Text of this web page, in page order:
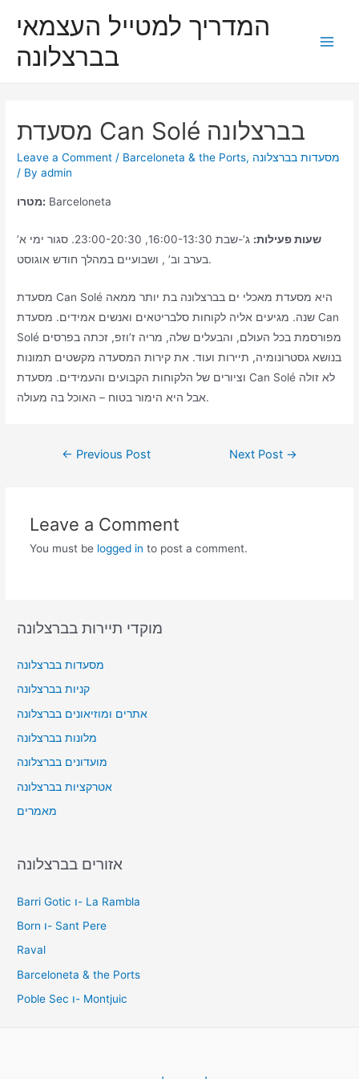
content
המדריך למטייל העצמאי
בברצלונה
מסעדת Can Solé בברצלונה
Leave a Comment / Barceloneta & the Ports, מסעדות בברצלונה
/ Byadmin
מטרו: Barceloneta
שעות פעילות:
ג’-שבת 16:00-13:30, 23:00-20:30. סגור ימי א’
בערב וב’ , ושבועיים במהלך חודש אוגוסט.
מסעדת Can Solé היא מסעדת מאכלי ים בברצלונה בת יותר ממאה
שנה. מגיעים אליה לקוחות סלבריטאים ואנשים אמידים. מסעדת Can
Solé מפורסמת בכל העולם, והבעלים שלה, מריה ז’וזפ, זכתה בפרסים
בנושא גסטרונומיה, תיירות ועוד. את קירות המסעדה מקשטים תמונות
וציורים של הלקוחות הקבועים והעמידים. מסעדת Can Solé לא זולה
אבל היא הימור בטוח – האוכל בה מעולה.
Post← Previous Post Next Post →
Leave a Comment
You must be logged in to post a comment.
מוקדי תיירות בברצלונה
מסעדות בברצלונה
קניות בברצלונה
אתרים ומוזיאונים בברצלונה
מלונות בברצלונה
מועדונים בברצלונה
אטרקציות בברצלונה
מאמרים
אזורים בברצלונה
Barri Gotic ו- La Rambla
Born ו- Sant Pere
Raval
Barceloneta & the Ports
Poble Sec ו- Montjuic